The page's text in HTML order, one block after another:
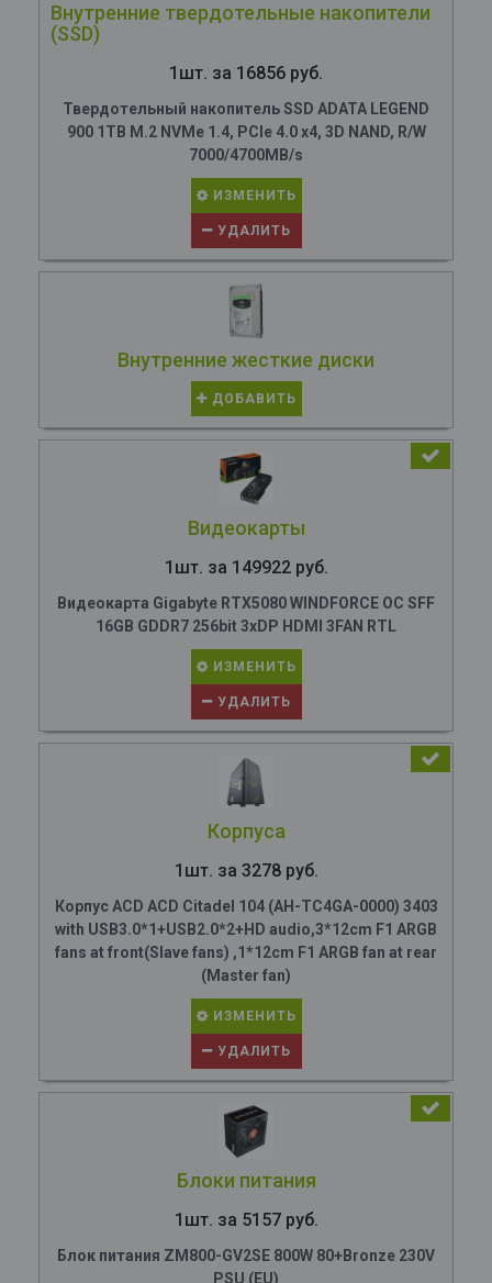
Внутренние твердотельные накопители
(SSD)
1шт. за 16856 руб.
Твердотельный накопитель SSD ADATA LEGEND
900 1TB M.2 NVMe 1.4, PCIe 4.0 x4, 3D NAND, R/W
7000/4700MB/s
ИЗМЕНИТЬ
УДАЛИТЬ
Внутренние жесткие диски
ДОБАВИТЬ
Видеокарты
1шт. за 149922 руб.
Видеокарта Gigabyte RTX5080 WINDFORCE OC SFF
16GB GDDR7 256bit 3xDP HDMI 3FAN RTL
ИЗМЕНИТЬ
УДАЛИТЬ
Корпуса
1шт. за 3278 руб.
Корпус ACD ACD Citadel 104 (AH-TC4GA-0000) 3403
with USB3.0*1+USB2.0*2+HD audio,3*12cm F1 ARGB
fans at front(Slave fans) ,1*12cm F1 ARGB fan at rear
(Master fan)
ИЗМЕНИТЬ
УДАЛИТЬ
Блоки питания
1шт. за 5157 руб.
Блок питания ZM800-GV2SE 800W 80+Bronze 230V
PSU (EU)